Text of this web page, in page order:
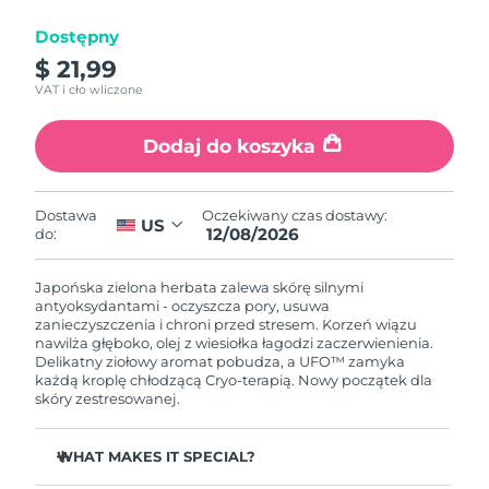
Dostępny
$ 21,99
VAT i cło wliczone
Dodaj do koszyka
Dostawa
do:
US Oczekiwany czas dostawy:
12/08/2026
Japońska zielona herbata zalewa skórę silnymi
antyoksydantami - oczyszcza pory, usuwa
zanieczyszczenia i chroni przed stresem. Korzeń wiązu
nawilża głęboko, olej z wiesiołka łagodzi zaczerwienienia.
Delikatny ziołowy aromat pobudza, a UFO™ zamyka
każdą kroplę chłodzącą Cryo-terapią. Nowy początek dla
skóry zestresowanej.
WHAT MAKES IT SPECIAL?
Izrael
Włochy
8/10/26
Oczekiwany czas dostawy
8/13/26
Jersey
Oczekiwany czas dostawy
8/15/26
Kazachstan
Oczekiwany czas dostawy
8/12/26
Kuwejt
Oczekiwany czas dostawy
8/10/26
Oczekiwany czas dostawy